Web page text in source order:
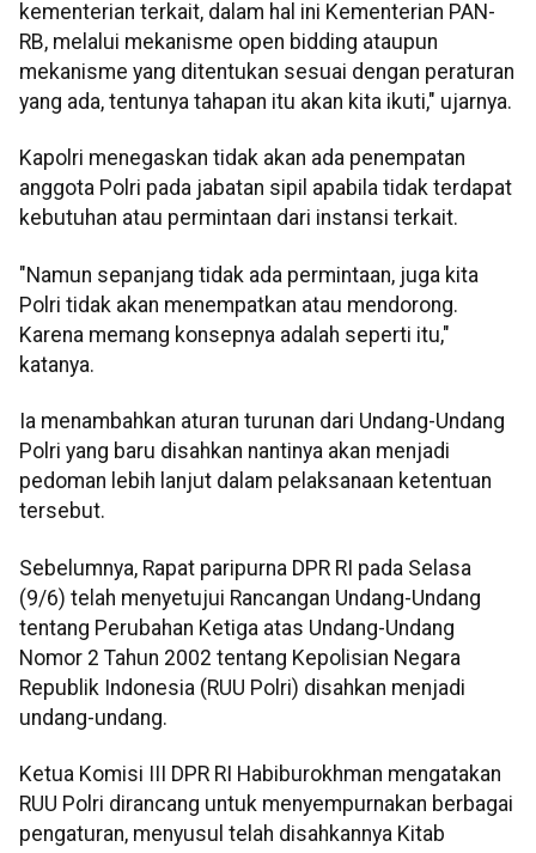
kementerian terkait, dalam hal ini Kementerian PAN-
RB, melalui mekanisme open bidding ataupun
mekanisme yang ditentukan sesuai dengan peraturan
yang ada, tentunya tahapan itu akan kita ikuti," ujarnya.
Kapolri menegaskan tidak akan ada penempatan
anggota Polri pada jabatan sipil apabila tidak terdapat
kebutuhan atau permintaan dari instansi terkait.
"Namun sepanjang tidak ada permintaan, juga kita
Polri tidak akan menempatkan atau mendorong.
Karena memang konsepnya adalah seperti itu,"
katanya.
Ia menambahkan aturan turunan dari Undang-Undang
Polri yang baru disahkan nantinya akan menjadi
pedoman lebih lanjut dalam pelaksanaan ketentuan
tersebut.
Sebelumnya, Rapat paripurna DPR RI pada Selasa
(9/6) telah menyetujui Rancangan Undang-Undang
tentang Perubahan Ketiga atas Undang-Undang
Nomor 2 Tahun 2002 tentang Kepolisian Negara
Republik Indonesia (RUU Polri) disahkan menjadi
undang-undang.
Ketua Komisi III DPR RI Habiburokhman mengatakan
RUU Polri dirancang untuk menyempurnakan berbagai
pengaturan, menyusul telah disahkannya Kitab